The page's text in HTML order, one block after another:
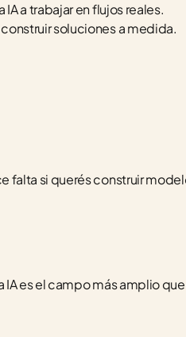
IA a trabajar en flujos reales.
soluciones a medida.
falta si querés construir
IA es el campo más amplio